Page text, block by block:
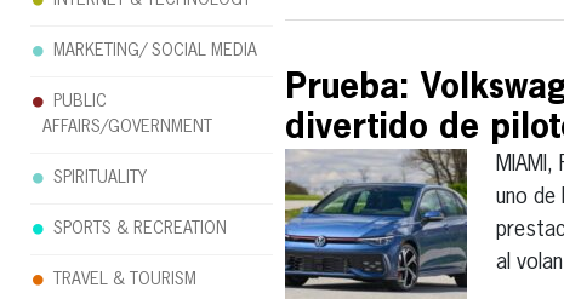
Prueba:
divertido de
uno de
al
MARKETING/ SOCIAL MEDIA
PUBLIC
AFFAIRS/GOVERNMENT
SPIRITUALITY
SPORTS & RECREATION
TRAVEL & TOURISM